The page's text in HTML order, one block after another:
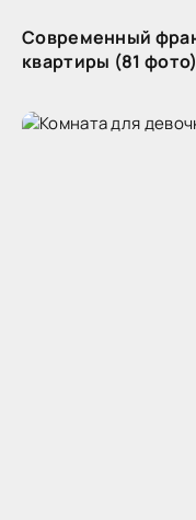
Современный
квартиры (81 фото)